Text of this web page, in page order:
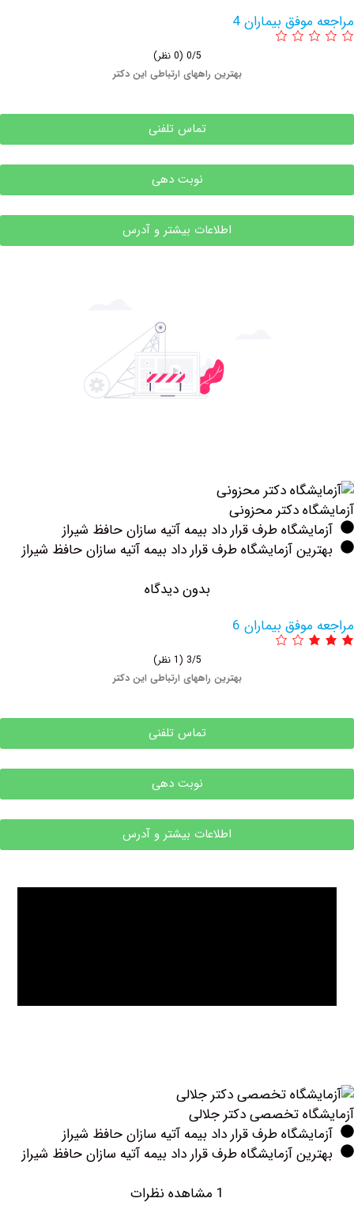
بیماران 4
بهترین راههای ارتباطی این دکتر
تماس تلفنی
نوبت دهی
اطلاعات بیشتر و آدرس
‏دکتر ‏محزونی
طرف قرار داد بیمه آتیه سازان حافظ شیراز
آزمایشگاه طرف قرار داد بیمه آتیه سازان حافظ شیراز
بدون دیدگاه
بیماران 6
بهترین راههای ارتباطی این دکتر
تماس تلفنی
نوبت دهی
اطلاعات بیشتر و آدرس
تخصصی دکتر جلالی
طرف قرار داد بیمه آتیه سازان حافظ شیراز
آزمایشگاه طرف قرار داد بیمه آتیه سازان حافظ شیراز